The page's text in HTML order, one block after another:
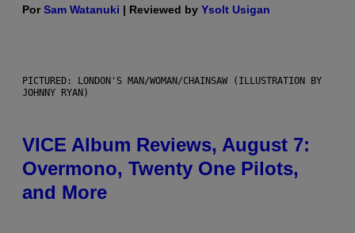
PorSam Watanuki | Reviewed by Ysolt Usigan
PICTURED: LONDON'S MAN/WOMAN/CHAINSAW (ILLUSTRATION BY
JOHNNY RYAN)
VICE Album Reviews, August 7:
Overmono, Twenty One Pilots,
and More